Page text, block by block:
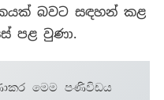
බවට සඳහන් කළ
පළ වුණා.
මෙම පණිවිඩය